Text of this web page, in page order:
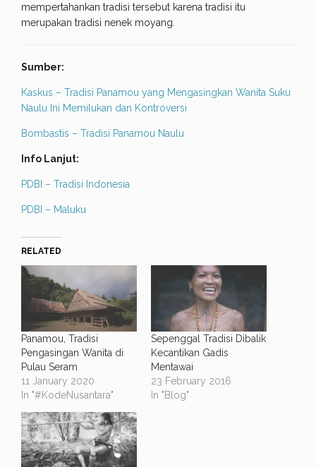
mempertahankan tradisi tersebut karena tradisi itu
merupakan tradisi nenek moyang.
Sumber:
Kaskus – Tradisi Panamou yang Mengasingkan Wanita Suku
Naulu Ini Memilukan dan Kontroversi
Bombastis – Tradisi Panamou Naulu
Info Lanjut:
PDBI – Tradisi Indonesia
PDBI – Maluku
RELATED
Panamou, Tradisi
Pengasingan Wanita di
Pulau Seram
11 January 2020
In "#KodeNusantara"
Sepenggal Tradisi Dibalik
Kecantikan Gadis
Mentawai
23 February 2016
In "Blog"